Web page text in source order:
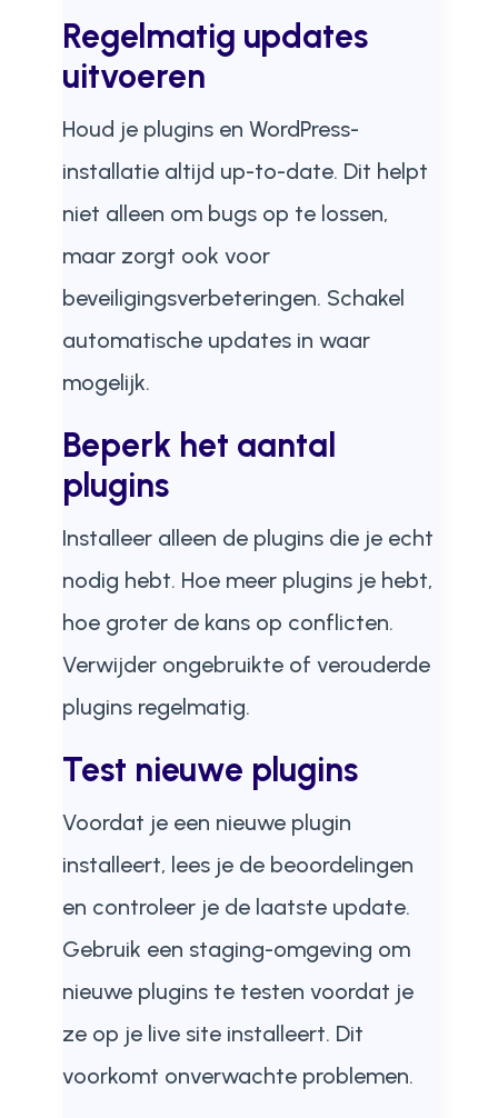
Regelmatig updates
uitvoeren
Houd je plugins en WordPress-
installatie altijd up-to-date. Dit helpt
niet alleen om bugs op te lossen,
maar zorgt ook voor
beveiligingsverbeteringen. Schakel
automatische updates in waar
mogelijk.
Beperk het aantal
plugins
Installeer alleen de plugins die je echt
nodig hebt. Hoe meer plugins je hebt,
hoe groter de kans op conflicten.
Verwijder ongebruikte of verouderde
plugins regelmatig.
Test nieuwe plugins
Voordat je een nieuwe plugin
installeert, lees je de beoordelingen
en controleer je de laatste update.
Gebruik een staging-omgeving om
nieuwe plugins te testen voordat je
ze op je live site installeert. Dit
voorkomt onverwachte problemen.